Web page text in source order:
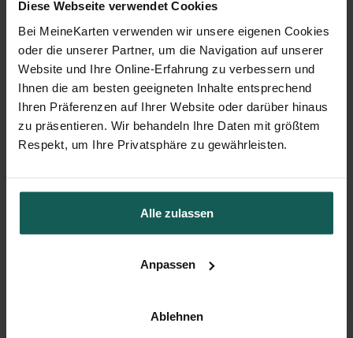
Diese Webseite verwendet Cookies
Bei MeineKarten verwenden wir unsere eigenen Cookies
oder die unserer Partner, um die Navigation auf unserer
Website und Ihre Online-Erfahrung zu verbessern und
Ihnen die am besten geeigneten Inhalte entsprechend
Ihren Präferenzen auf Ihrer Website oder darüber hinaus
zu präsentieren. Wir behandeln Ihre Daten mit größtem
Respekt, um Ihre Privatsphäre zu gewährleisten.
Alle zulassen
Anpassen
Ablehnen
Aufkleber Trauer